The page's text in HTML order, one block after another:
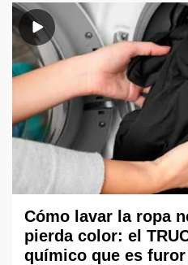
Cómo lavar la ropa
pierda color: el
químico que es furor